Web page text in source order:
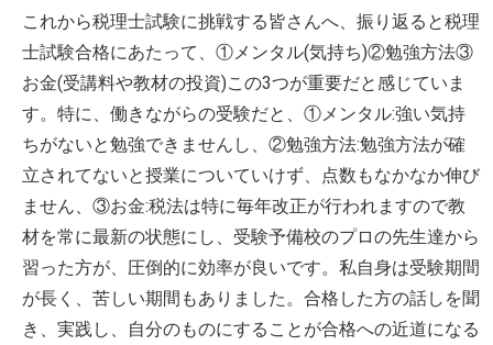
これから税理士試験に挑戦する皆さんへ、振り返ると税理
士試験合格にあたって、①メンタル(気持ち)②勉強方法③
お金(受講料や教材の投資)この3つが重要だと感じていま
す。特に、働きながらの受験だと、①メンタル:強い気持
ちがないと勉強できませんし、②勉強方法:勉強方法が確
立されてないと授業についていけず、点数もなかなか伸び
ません、③お金:税法は特に毎年改正が行われますので教
材を常に最新の状態にし、受験予備校のプロの先生達から
習った方が、圧倒的に効率が良いです。私自身は受験期間
が長く、苦しい期間もありました。合格した方の話しを聞
き、実践し、自分のものにすることが合格への近道になる